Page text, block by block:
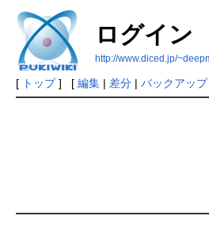
ログイン
http://www.diced.jp/
[ トップ] [ 編集| 差分| バックアップ